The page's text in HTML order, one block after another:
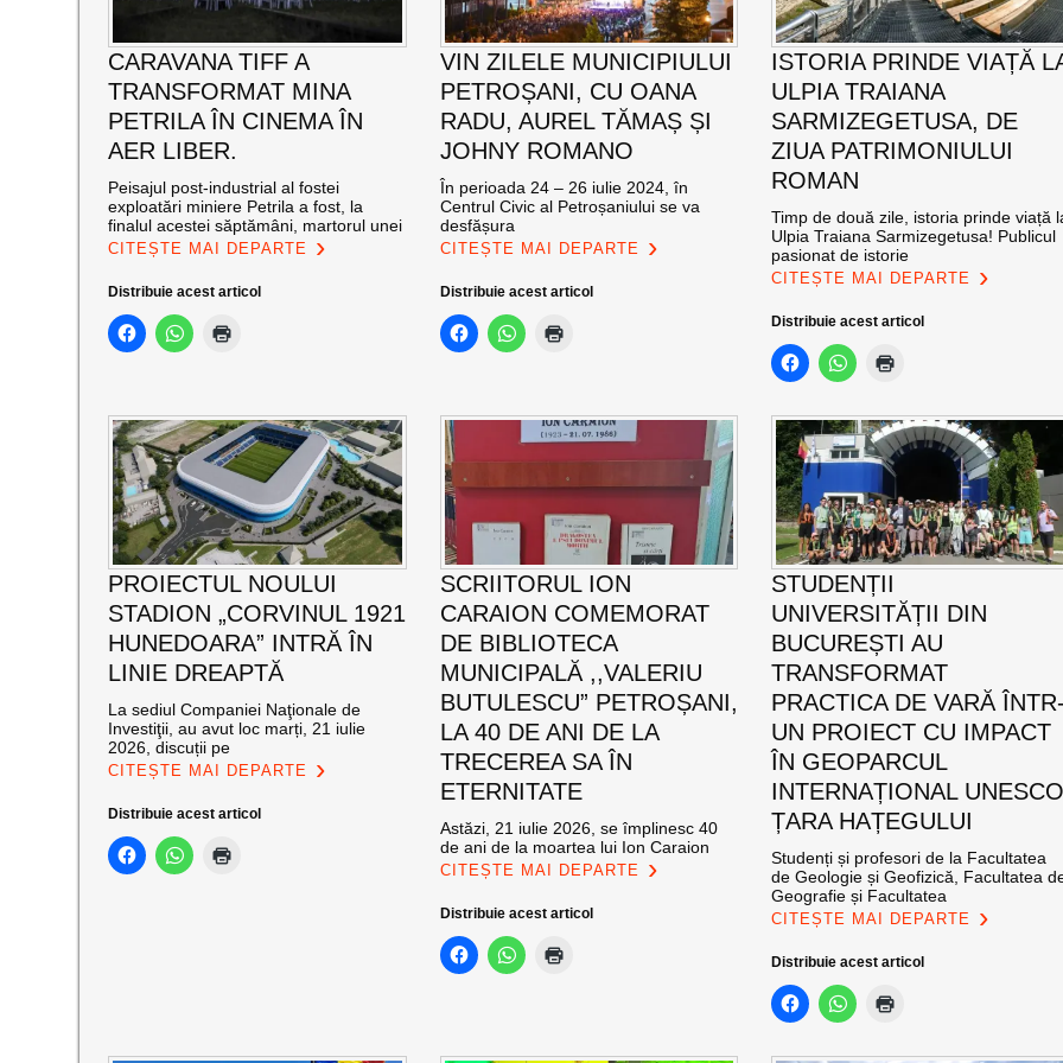
CARAVANA TIFF A
TRANSFORMAT MINA
PETRILA ÎN CINEMA ÎN
AER LIBER.
Peisajul post-industrial al fostei
exploatări miniere Petrila a fost, la
finalul acestei săptămâni, martorul unei
CITEȘTE MAI DEPARTE
Distribuie acest articol
VIN ZILELE MUNICIPIULUI
PETROȘANI, CU OANA
RADU, AUREL TĂMAȘ ȘI
JOHNY ROMANO
În perioada 24 – 26 iulie 2024, în
Centrul Civic al Petroșaniului se va
desfășura
CITEȘTE MAI DEPARTE
Distribuie acest articol
ISTORIA PRINDE VIAȚĂ
ULPIA TRAIANA
SARMIZEGETUSA, DE
ZIUA PATRIMONIULUI
ROMAN
Timp de două zile, istoria prinde viață
Ulpia Traiana Sarmizegetusa! Publicul
pasionat de istorie
CITEȘTE MAI DEPARTE
Distribuie acest articol
PROIECTUL NOULUI
STADION „CORVINUL 1921
HUNEDOARA” INTRĂ ÎN
LINIE DREAPTĂ
La sediul Companiei Naţionale de
Investiţii, au avut loc marți, 21 iulie
2026, discuții pe
CITEȘTE MAI DEPARTE
Distribuie acest articol
SCRIITORUL ION
CARAION COMEMORAT
DE BIBLIOTECA
MUNICIPALĂ ,,VALERIU
BUTULESCU” PETROȘANI,
LA 40 DE ANI DE LA
TRECEREA SA ÎN
ETERNITATE
Astăzi, 21 iulie 2026, se împlinesc 40
de ani de la moartea lui Ion Caraion
CITEȘTE MAI DEPARTE
Distribuie acest articol
STUDENȚII
UNIVERSITĂȚII DIN
BUCUREȘTI AU
TRANSFORMAT
PRACTICA DE VARĂ
UN PROIECT CU IMPACT
ÎN GEOPARCUL
INTERNAȚIONAL
ȚARA HAȚEGULUI
Studenți și profesori de la Facultatea
de Geologie și Geofizică, Facultatea
Geografie și Facultatea
CITEȘTE MAI DEPARTE
Distribuie acest articol